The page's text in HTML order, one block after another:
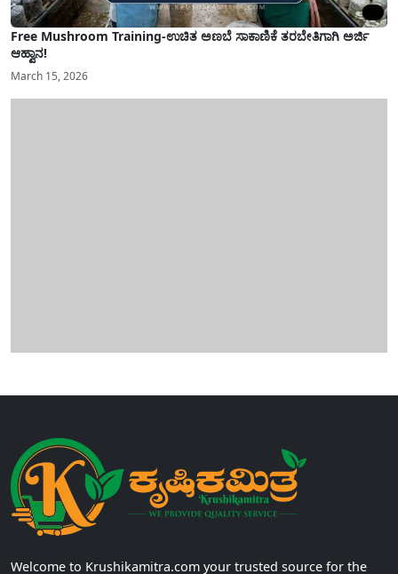
Free Mushroom Training-ಉಚಿತ ಅಣಬೆ ಸಾಕಾಣಿಕೆ ತರಬೇತಿಗಾಗಿ ಅರ್ಜಿ
ಆಹ್ವಾನ!
March 15, 2026
Welcome to Krushikamitra.com your trusted source for the